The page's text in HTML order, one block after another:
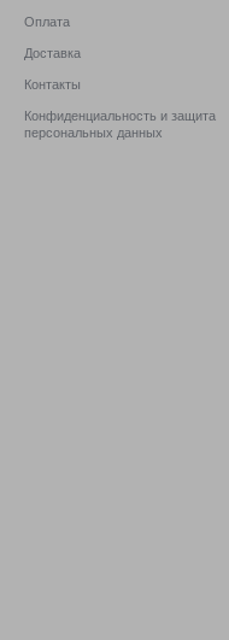
Оплата
Доставка
Контакты
Конфиденциальность и защита
персональных данных